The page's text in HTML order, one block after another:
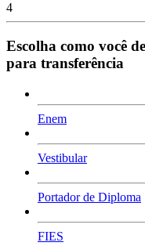
4
Escolha como você
para transferência
Enem
Vestibular
Portador de Diploma
FIES